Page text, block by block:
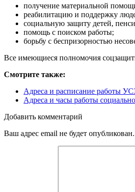
получение материальной
реабилитацию и поддержку
социальную защиту детей,
помощь с поиском работы;
борьбу с беспризорностью
Все имеющиеся полномочия
Смотрите также:
Адреса и расписание работы
Адреса и часы работы
Добавить комментарий
Ваш адрес email не будет опубликован.